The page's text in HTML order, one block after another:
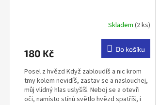
je
z
5
hvězdiček.
Skladem (2 ks)
180 Kč Do košíku
Posel z hvězd Když zabloudíš a nic krom
tmy kolem nevidíš, zastav se a naslouchej,
můj vlídný hlas uslyšíš. Neboj se a otevři
oči, namísto stínů světlo hvězd spatříš, i